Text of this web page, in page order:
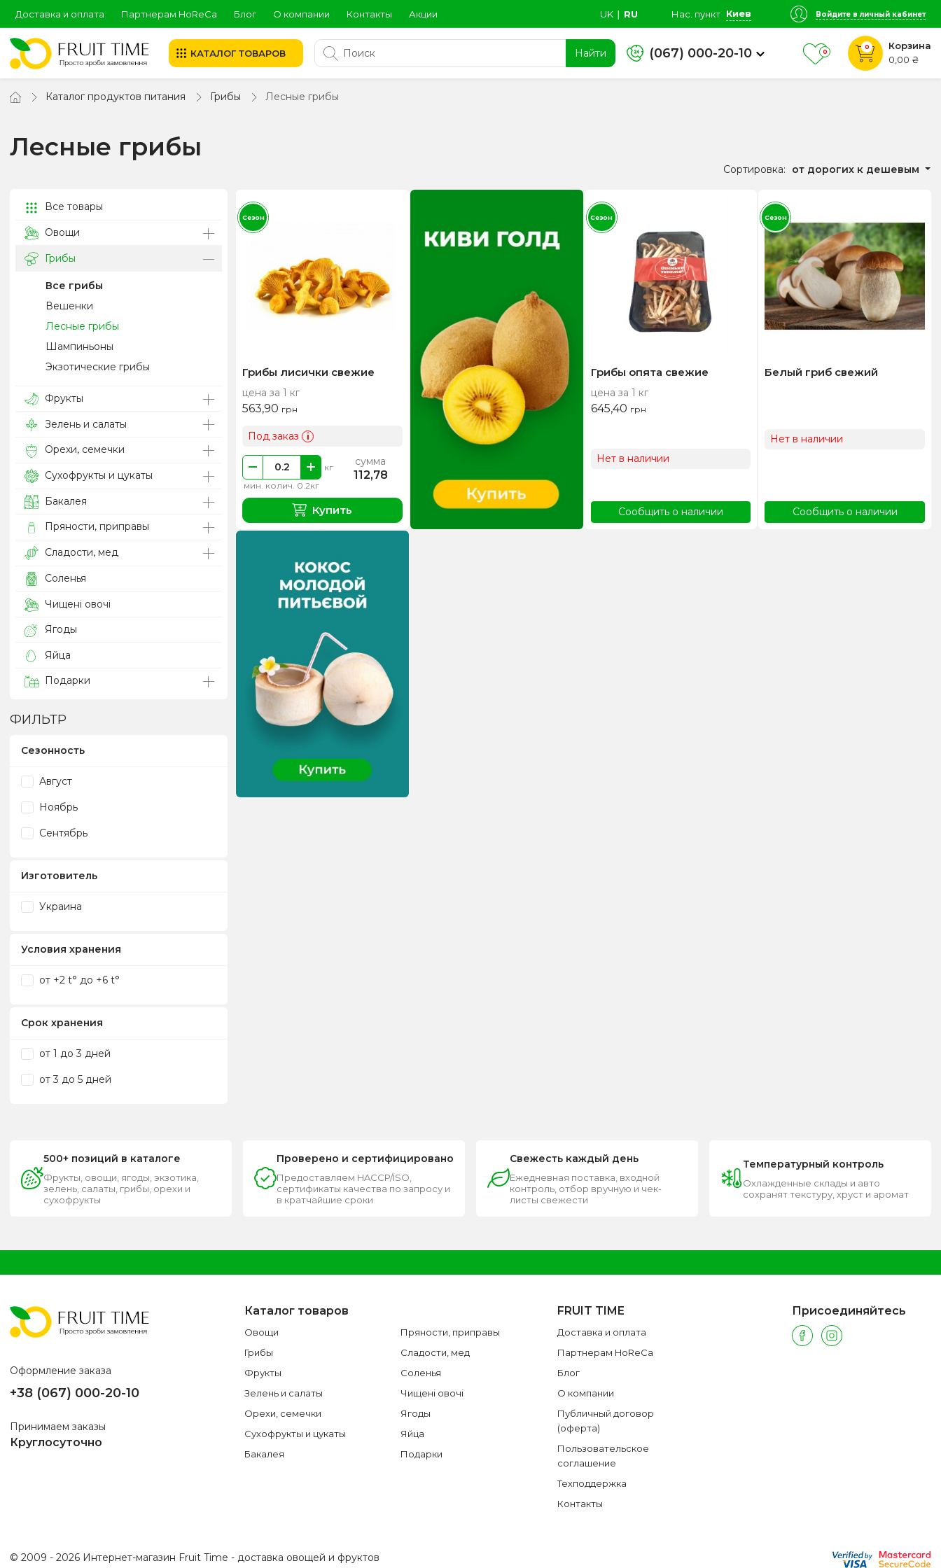
Доставка и оплата Партнерам HoReCa Блог О компании Контакты Акции UK ∣ RU Нас. пункт Киев Войдите в личный кабинет
КАТАЛОГ ТОВАРОВ Найти (067) 000-20-10 0
0
Корзина
0,00 ₴
Каталог продуктов питания Грибы Лесные грибы
Лесные грибы
Сортировка: от дорогих к дешевым
Все товары
Овощи
Грибы
Все грибы
Вешенки
Лесные грибы
Шампиньоны
Экзотические грибы
Фрукты
Зелень и салаты
Орехи, семечки
Сухофрукты и цукаты
Бакалея
Пряности, приправы
Сладости, мед
Соленья
Чищені овочі
Ягоды
Яйца
Подарки
ФИЛЬТР
Сезонность
Август
Ноябрь
Сентябрь
Изготовитель
Украина
Условия хранения
от +2 t° до +6 t°
Срок хранения
от 1 до 3 дней
от 3 до 5 дней
Грибы лисички свежие
цена за 1 кг
563,90 грн
Под заказ i
мин. колич. 0.2кг
кг сумма
112,78
Купить
Сезон
Грибы опята свежие
цена за 1 кг
645,40 грн
Нет в наличии
Сообщить о наличии
Сезон
Белый гриб свежий
Нет в наличии
Сообщить о наличии
Сезон
500+ позиций в каталоге
Фрукты, овощи, ягоды, экзотика,
зелень, салаты, грибы, орехи и
сухофрукты
Проверено и сертифицировано
Предоставляем HACCP/ISO,
сертификаты качества по запросу и
в кратчайшие сроки
Свежесть каждый день
Ежедневная поставка, входной
контроль, отбор вручную и чек-
листы свежести
Температурный контроль
Охлажденные склады и авто
сохранят текстуру, хруст и аромат
Оформление заказа
+38 (067) 000-20-10
Принимаем заказы
Круглосуточно
Каталог товаров
Овощи
Грибы
Фрукты
Зелень и салаты
Орехи, семечки
Сухофрукты и цукаты
Бакалея
Пряности, приправы
Сладости, мед
Соленья
Чищені овочі
Ягоды
Яйца
Подарки
FRUIT TIME
Доставка и оплата
Партнерам HoReCa
Блог
О компании
Публичный договор
(оферта)
Пользовательское
соглашение
Техподдержка
Контакты
Присоединяйтесь
© 2009 - 2026 Интернет-магазин Fruit Time - доставка овощей и фруктов